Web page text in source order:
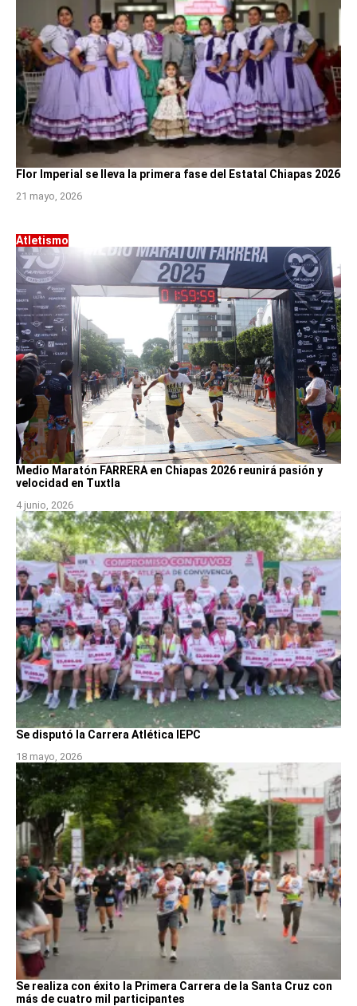
Flor Imperial se lleva la primera fase del Estatal Chiapas 2026
21 mayo, 2026
Atletismo
Medio Maratón FARRERA en Chiapas 2026 reunirá pasión y
velocidad en Tuxtla
4 junio, 2026
Se disputó la Carrera Atlética IEPC
18 mayo, 2026
Se realiza con éxito la Primera Carrera de la Santa Cruz con
más de cuatro mil participantes